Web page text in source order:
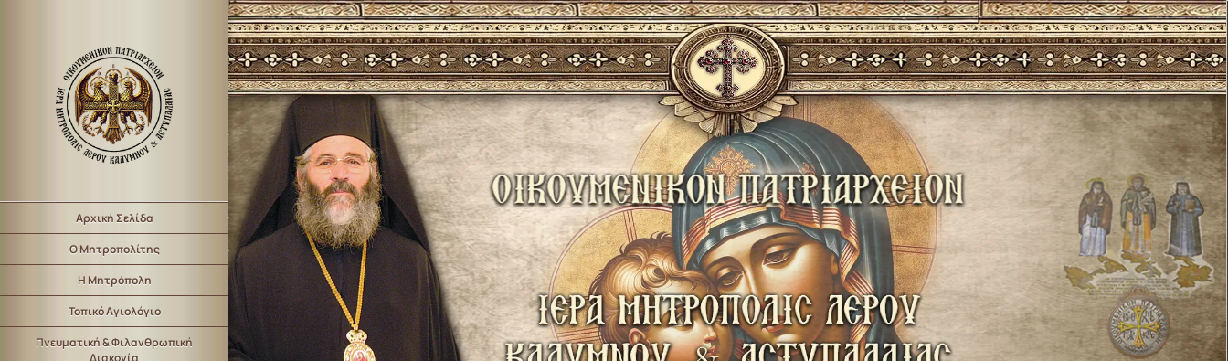
Αρχική Σελίδα
Ο Μητροπολίτης
Η Μητρόπολη
Τοπικό Αγιολόγιο
Πνευματική & Φιλανθρωπική
Διακονία